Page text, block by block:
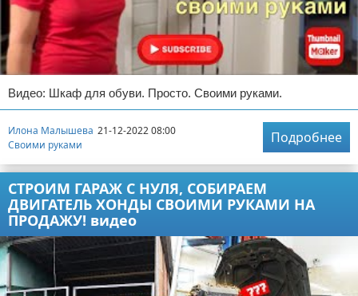
Видео: Шкаф для обуви. Просто. Своими руками.
Илона Малышева 21-12-2022 08:00
Своими руками
Подробнее
СТРОИМ ГАРАЖ С НУЛЯ, СОБИРАЕМ
ДВИГАТЕЛЬ ХОНДЫ СВОИМИ РУКАМИ НА
ПРОДАЖУ! видео